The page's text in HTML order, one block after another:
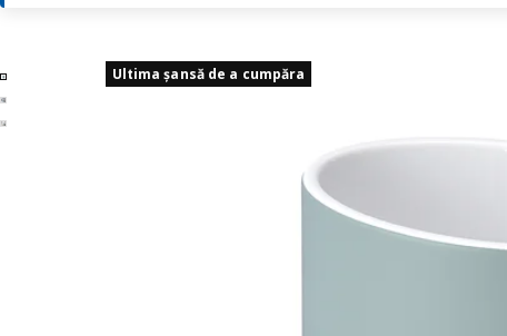
3 EKOLN imagini
imaginile Ultima șansă de a cumpăra